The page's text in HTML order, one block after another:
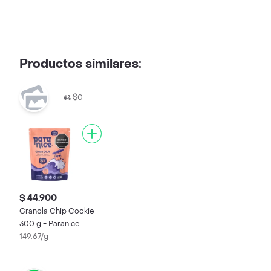
Productos similares:
$0
$ 44.900
Granola Chip Cookie
300 g - Paranice
149.67/g